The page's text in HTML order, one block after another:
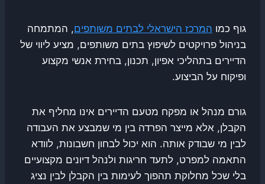
גוף כמו המרכז הישראלי לבתים משותפים, המתמחה
בניהול פרויקטים לשיפוץ בתים משותפים, מציע ליווי של
הדיירים בתהליכי אפיון, תכנון, בחירת אנשי מקצוע
ופיקוח על הביצוע.
גורם מנהל או מפקח מטעם הדיירים אינו מחליף את
הקבלן, אלא מייצר הפרדה בין מי שמבצע את העבודה
לבין מי שבודק אותה. הוא יכול לבחון חשבונות, לוודא
התאמה למפרט, לתעד חריגות ולנהל דיונים מקצועיים
בלי שכל מחלוקת תהפוך לעימות בין הקבלן לבין נציג